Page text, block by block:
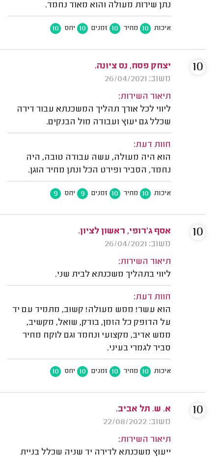
נתן שירות מעולה והוא מאוד נחמד.
איכות 10 מחיר 10 זמנים 10 יחס 10
יצחק פסח, נס ציונה.
משוב: 26/04/2021
תיאור השירות:
ליווי לכל אורך תהליך המשכנתא עבור דירה
שכלל גם יעוץ ועבודה מול הבנקים.
חוות דעת:
הוא היה מעולה, עשה עבודה טובה, היה
נחמד, הסביר ופירט הכל ונתן מחיר הוגן.
איכות 10 מחיר 10 זמנים 9 יחס 9
10
אסף ג'רופי, ראשון לציון.
משוב: 26/04/2021
תיאור השירות:
ליווי בתהליך משכנתא לבית שני.
חוות דעת:
הוא עשר! ממש מעולה! קשוב, מתמיד עם יד
על הדופק כל הזמן, בודק, שואל, מקשיב,
ממש אדיב, מקצועי ונחמד וגם לוקח מחיר
סביר לגמרי בעיני.
איכות 10 מחיר 10 זמנים 10 יחס 10
10
א. ש. תל אביב.
משוב: 22/08/2022
תיאור השירות:
ייעוץ משכנתא לדירה יד שניה שכלל בניית
10